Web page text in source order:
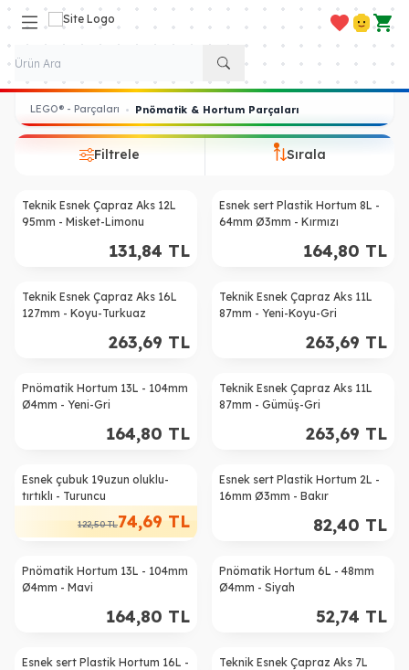
Favorilerim
Hesabım
LEGO® - Parçaları • Pnömatik & Hortum Parçaları
Filtrele Sırala
Teknik Esnek Çapraz Aks 12L
95mm - Misket-Limonu
131,84 TL
Esnek sert Plastik Hortum 8L -
64mm Ø3mm - Kırmızı
164,80 TL
Teknik Esnek Çapraz Aks 16L
127mm - Koyu-Turkuaz
263,69 TL
Teknik Esnek Çapraz Aks 11L
87mm - Yeni-Koyu-Gri
263,69 TL
Pnömatik Hortum 13L - 104mm
Ø4mm - Yeni-Gri
164,80 TL
Teknik Esnek Çapraz Aks 11L
87mm - Gümüş-Gri
263,69 TL
%39
Esnek çubuk 19uzun oluklu-
tırtıklı - Turuncu
122,50TL74,69 TL
Esnek sert Plastik Hortum 2L -
16mm Ø3mm - Bakır
82,40 TL
Pnömatik Hortum 13L - 104mm
Ø4mm - Mavi
164,80 TL
Pnömatik Hortum 6L - 48mm
Ø4mm - Siyah
52,74 TL
Esnek sert Plastik Hortum 16L -
Teknik Esnek Çapraz Aks 7L